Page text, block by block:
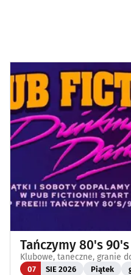
Tańczymy 80's
Klubowe, taneczne, granie
07 SIE 2026 Piątek